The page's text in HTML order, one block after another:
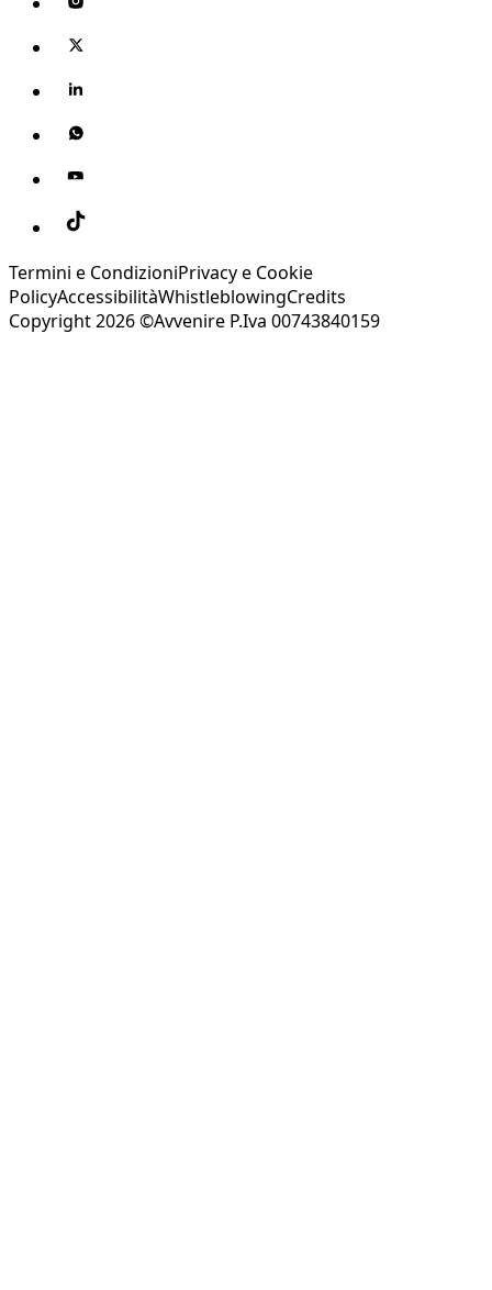
Termini e CondizioniPrivacy e Cookie
PolicyAccessibilitàWhistleblowingCredits
Copyright 2026 ©Avvenire P.Iva 00743840159